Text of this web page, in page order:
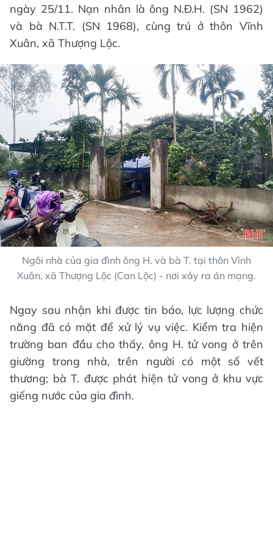
ngày 25/11. Nạn nhân là ông N.Đ.H. (SN 1962)
và bà N.T.T. (SN 1968), cùng trú ở thôn Vĩnh
Xuân, xã Thượng Lộc.
Ngôi nhà của gia đình ông H. và bà T. tại thôn Vĩnh
Xuân, xã Thượng Lộc (Can Lộc) - nơi xảy ra án mạng.
Ngay sau nhận khi được tin báo, lực lượng chức
năng đã có mặt để xử lý vụ việc. Kiểm tra hiện
trường ban đầu cho thấy, ông H. tử vong ở trên
giường trong nhà, trên người có một số vết
thương; bà T. được phát hiện tử vong ở khu vực
giếng nước của gia đình.